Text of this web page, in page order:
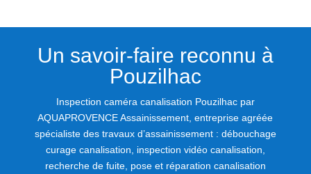
Un savoir-faire reconnu à
Pouzilhac
Inspection caméra canalisation Pouzilhac par
AQUAPROVENCE Assainissement, entreprise agréée
spécialiste des travaux d’assainissement : débouchage
curage canalisation, inspection vidéo canalisation,
recherche de fuite, pose et réparation canalisation